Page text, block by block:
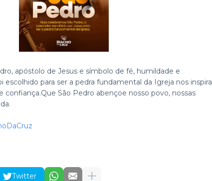
apóstolo de Jesus e símbolo de fé, humildade e
escolhido para ser a pedra fundamental da Igreja nos inspira
confiança.Que São Pedro abençoe nosso povo, nossas
Twitter